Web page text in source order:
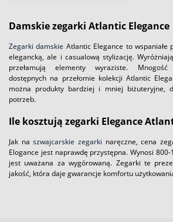
Damskie zegarki Atlantic Elegance
Zegarki damskie Atlantic Elegance to wspaniałe
elegancką, ale i casualową stylizację.
przełamują elementy wyraziste.
dostępnych na przełomie kolekcji Atlantic
można produkty bardziej i mniej biżuteryjne,
potrzeb.
Ile kosztują zegarki Elegance
Jak naszwajcarskie zegarki naręczne, cena
Elogance jest naprawdę przystępna. Wynosi 800-
jest uważana za wygórowaną. Zegarki te
jakość, która daje gwarancje komfortu